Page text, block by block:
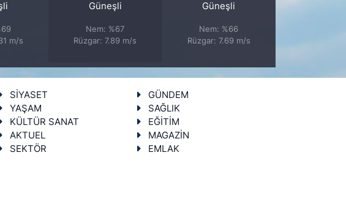
m/s
Güneşli
Nem: %67
Rüzgar: 7.89 m/s
Güneşli
Nem: %66
Rüzgar: 7.69 m/s
SİYASET
GÜNDEM
YAŞAM
SAĞLIK
KÜLTÜR SANAT
EĞİTİM
AKTUEL
MAGAZİN
SEKTÖR
EMLAK